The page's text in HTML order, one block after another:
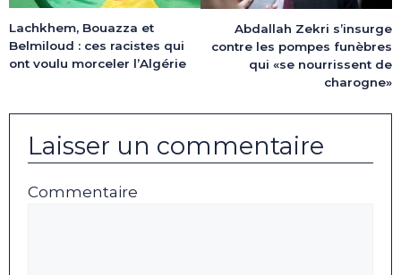
Lachkhem, Bouazza et
Belmiloud : ces racistes qui
ont voulu morceler l’Algérie
Abdallah Zekri s’insurge
contre les pompes funèbres
qui «se nourrissent de
charogne»
Laisser un commentaire
Commentaire